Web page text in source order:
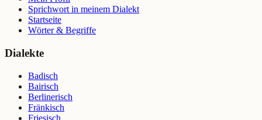
Sprichwort in meinem Dialekt
Startseite
Wörter & Begriffe
Dialekte
Badisch
Bairisch
Berlinerisch
Fränkisch
Friesisch